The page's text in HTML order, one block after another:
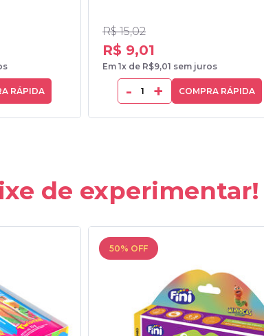
RÁPIDA
R$ 15,02
R$ 9,01
Em 1x de R$9,01 sem juros
- + COMPRA RÁPIDA
de experimentar!
50% OFF